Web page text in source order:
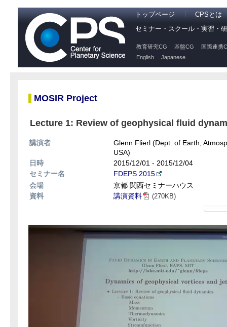
トップページ
CPSとは
セミナー・スクール・実習・
教育研究CG 基盤CG
国際連携
English
Japanese
MOSIR Project
Lecture 1: Review of geophysical fluid
講演者
Glenn Flierl (Dept. of Earth,
USA)
日時
2015/12/01 - 2015/12/04
セミナー名
FDEPS 2015
会場
京都 関西セミナーハウス
資料
講演資料 (270KB)